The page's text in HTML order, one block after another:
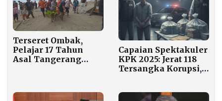
Terseret Ombak,
Pelajar 17 Tahun
Asal Tangerang
Capaian Spektakuler
KPK 2025: Jerat 118
Tersangka Korupsi,
Diselamatkan